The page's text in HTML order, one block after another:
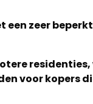
zeer
voor kopers